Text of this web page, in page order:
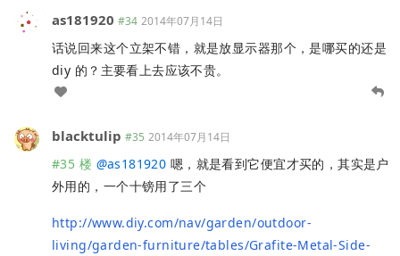
as181920 #34 2014年07月14日
话说回来这个立架不错，就是放显示器那个，是哪买的还是
diy 的？主要看上去应该不贵。
blacktulip #35 2014年07月14日
#35 楼 @as181920 嗯，就是看到它便宜才买的，其实是户
外用的，一个十镑用了三个
http://www.diy.com/nav/garden/outdoor-
living/garden-furniture/tables/Grafite-Metal-Side-